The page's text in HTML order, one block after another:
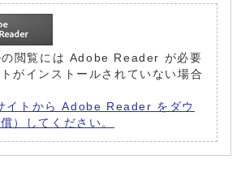
の閲覧には Adobe Reader が必要
がインストールされていない場合
イトから Adobe Reader をダウ
）してください。